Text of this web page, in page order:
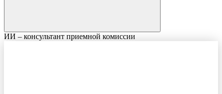
ИИ – консультант приемной комиссии